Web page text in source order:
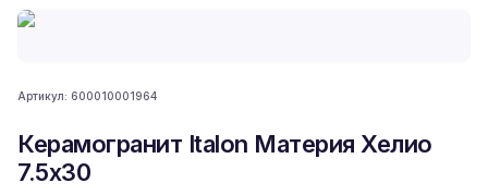
Артикул: 600010001964
Керамогранит Italon Материя Хелио
7.5x30